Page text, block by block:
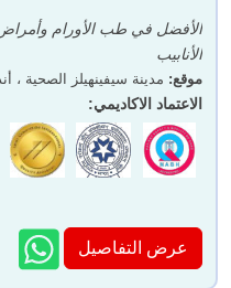
الأفضل في طب الأورام
الأنابيب
موقع: مدينة سيفينهيلز الصحية ، أنديري
الاعتماد الاكاديمي:
عرض التفاصيل